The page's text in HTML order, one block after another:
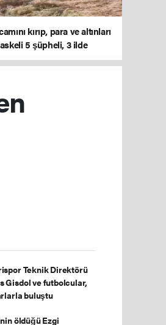
kırıp, para ve altınları
5 şüpheli, 3 ilde
yakalandı
Teknik Direktörü
Gisdol ve futbolcular,
buluştu
öldüğü Ezgi